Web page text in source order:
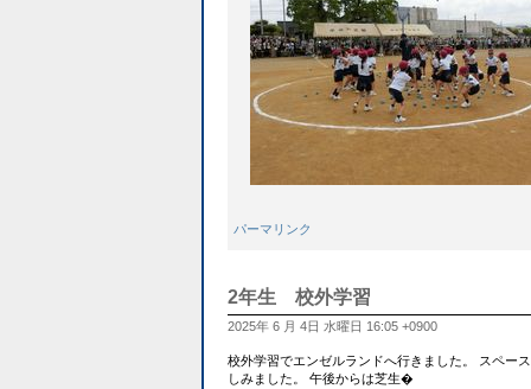
パーマリンク
2年生 校外学習
2025年 6 月 4日 水曜日 16:05 +0900
校外学習でエンゼルランドへ行きました。 スペー
しみました。 午後からは芝生�